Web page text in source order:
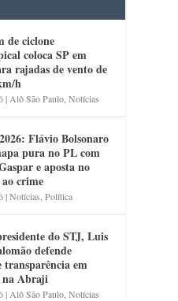
de ciclone
coloca SP em
rajadas de vento de
h
| Alô São Paulo ,Notícias
Flávio Bolsonaro
pura no PL com
e aposta no
crime
|Notícias ,Política
do STJ, Luis
defende
transparência em
na Abraji
| Alô São Paulo ,Notícias